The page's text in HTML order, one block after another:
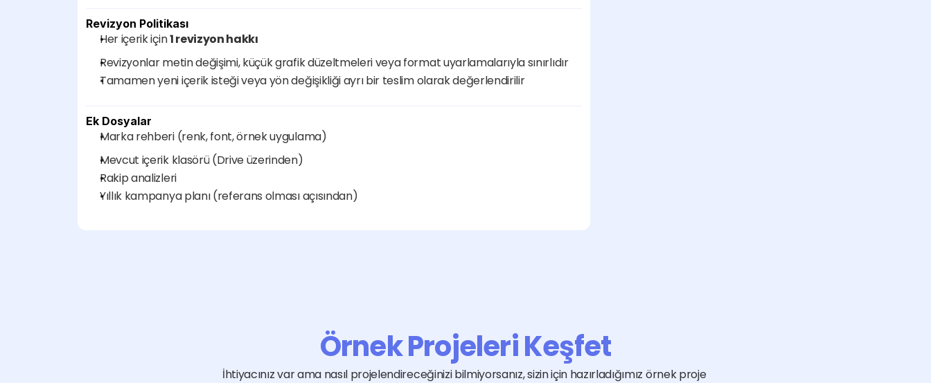
Revizyon Politikası
Her içerik için 1 revizyon hakkı
Revizyonlar metin değişimi, küçük grafik düzeltmeleri veya format uyarlamalarıyla sınırlıdır
Tamamen yeni içerik isteği veya yön değişikliği ayrı bir teslim olarak değerlendirilir
Ek Dosyalar
Marka rehberi (renk, font, örnek uygulama)
Mevcut içerik klasörü (Drive üzerinden)
Rakip analizleri
Yıllık kampanya planı (referans olması açısından)
Örnek Projeleri Keşfet
İhtiyacınız var ama nasıl projelendireceğinizi bilmiyorsanız, sizin için hazırladığımız örnek proje